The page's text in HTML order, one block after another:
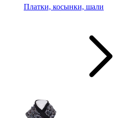
Платки, косынки, шали